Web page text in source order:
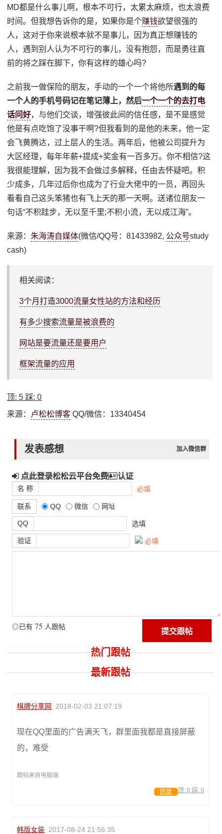
MD都是什么事儿啊，根本不可行，太累太麻烦，也太浪费
时间。但我想告诉你的是，如果你是个赚钱欲望很强的
人，这对于你来说根本就不是事儿，因为真正想赚钱的
人，遇到别人认为不可行的事儿，没有抱怨，而是勇往直
前的将之踩在脚下，你有这样的雄心吗?
之前我一做保险的朋友，手动的一个一个将他所遇到的每
一个人的手机号码记在笔记薄上，然后一个一个的去打电
话问好，与他们交谈，增强彼此间的信任感，是不是感觉
他是有点吃饱了没事干啊?但我看到的是他的未来，他一定
会飞黄腾达，过上层人的生活。两年后，他被公司提升为
大区经理，每年年薪+提成+奖金有一百多万。你不相信?这
我很能理解，因为我不会做过多解释，任由去怀疑吧。积
少成多，几年过后你也成为了行业大佬中的一员，再回头
看看自己这头笨猪也有飞上天的那一天啊。送诸位朋友一
句话“不积跬步，无以至千里;不积小流，无以成江海”。
来源： 朱海涛自媒体(微信/QQ号：81433982, 公众号study
cash)
相关阅读：
3个月打造3000流量女性站的方法和经历
有多少搜索流量是被浪费的
网站是要流量还是要用户
框架流量的应用
顶:5 踩:0
来源： 卢松松博客 QQ/微信：13340454
发表感想 加入微信群
点此登录松松云平台免费 认证
名 称 必填
联系 QQ 微信 网址
QQ 选填
验证 必填
◎已有 75 人跟帖
热门跟帖
最新跟帖
棋牌分享网 2018-02-03 21:07:19
现在QQ里面的广告满天飞，群里面我都是直接屏蔽
的，难受
跟帖来自电脑端
顶: 0 踩: 0
回复
韩版女装 2017-08-24 21:56:35